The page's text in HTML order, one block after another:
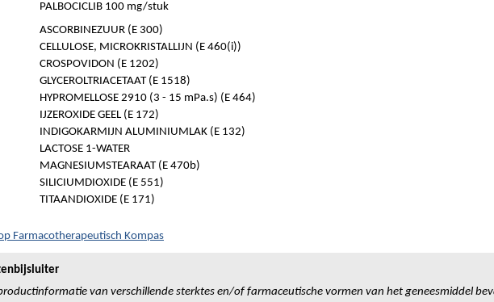
PALBOCICLIB 100 mg/stuk
ASCORBINEZUUR (E 300)
CELLULOSE, MICROKRISTALLIJN (E 460(i))
CROSPOVIDON (E 1202)
GLYCEROLTRIACETAAT (E 1518)
HYPROMELLOSE 2910 (3 - 15 mPa.s) (E 464)
IJZEROXIDE GEEL (E 172)
INDIGOKARMIJN ALUMINIUMLAK (E 132)
LACTOSE 1-WATER
MAGNESIUMSTEARAAT (E 470b)
SILICIUMDIOXIDE (E 551)
TITAANDIOXIDE (E 171)
Farmacotherapeutisch Kompas
van verschillende sterktes en/of farmaceutische vormen van het geneesmiddel